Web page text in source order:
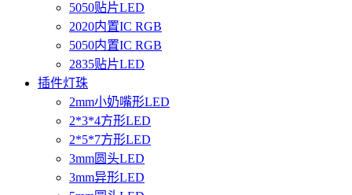
5050贴片LED
2020内置IC RGB
5050内置IC RGB
2835贴片LED
插件灯珠
2mm小奶嘴形LED
2*3*4方形LED
2*5*7方形LED
3mm圆头LED
3mm异形LED